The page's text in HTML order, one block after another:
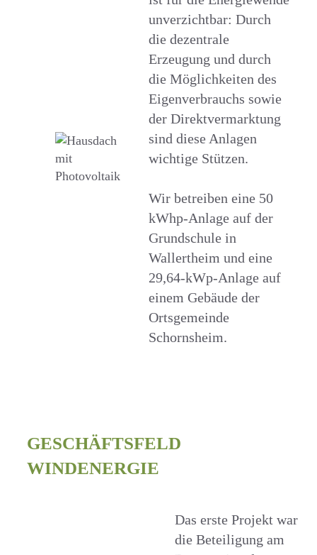
unverzichtbar: Durch
die dezentrale
Erzeugung und durch
die Möglichkeiten des
Eigenverbrauchs sowie
der Direktvermarktung
sind diese Anlagen
wichtige Stützen.
Wir betreiben eine 50
kWhp-Anlage auf der
Grundschule in
Wallertheim und eine
29,64-kWp-Anlage auf
einem Gebäude der
Ortsgemeinde
Schornsheim.
GESCHÄFTSFELD
WINDENERGIE
Das erste Projekt war
die Beteiligung am